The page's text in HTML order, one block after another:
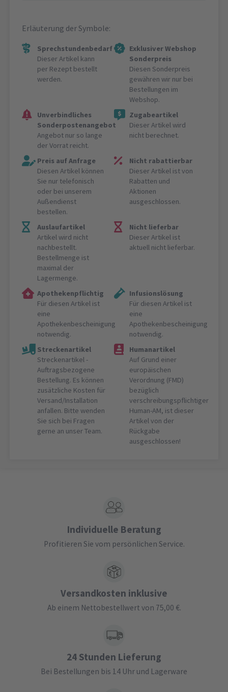
Erläuterung der Symbole:
Sprechstundenbedarf
Dieser Artikel kann
per Rezept bestellt
werden.
Exklusiver Webshop
Sonderpreis
Diesen Sonderpreis
gewähren wir nur bei
Bestellungen im
Webshop.
Unverbindliches
Sonderpostenangebot
Angebot nur so lange
der Vorrat reicht.
Zugabeartikel
Dieser Artikel wird
nicht berechnet.
Preis auf Anfrage
Diesen Artikel können
Sie nur telefonisch
oder bei unserem
Außendienst
bestellen.
Nicht rabattierbar
Dieser Artikel ist von
Rabatten und
Aktionen
ausgeschlossen.
Auslaufartikel
Artikel wird nicht
nachbestellt.
Bestellmenge ist
maximal der
Lagermenge.
Nicht lieferbar
Dieser Artikel ist
aktuell nicht lieferbar.
Apothekenpflichtig
Für diesen Artikel ist
eine
Apothekenbescheinigung
notwendig.
Infusionslösung
Für diesen Artikel ist
eine
Apothekenbescheinigung
notwendig.
Streckenartikel
Streckenartikel -
Auftragsbezogene
Bestellung. Es können
zusätzliche Kosten für
Versand/Installation
anfallen. Bitte wenden
Sie sich bei Fragen
gerne an unser Team.
Humanartikel
Auf Grund einer
europäischen
Verordnung (FMD)
bezüglich
verschreibungspflichtiger
Human-AM, ist dieser
Artikel von der
Rückgabe
ausgeschlossen!
Individuelle Beratung
Profitieren Sie vom persönlichen Service.
Versandkosten inklusive
Ab einem Nettobestellwert von 75,00 €.
24 Stunden Lieferung
Bei Bestellungen bis 14 Uhr und Lagerware